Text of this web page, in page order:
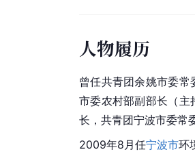
人物履历
曾任共青团余姚市委
市委农村部副部长（主
长，共青团宁波市委常
2009年8月任宁波市环